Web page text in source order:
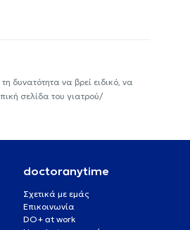
δυνατότητα να βρεί ειδικό, να
σελίδα του γιατρού/
doctoranytime
Σχετικά με εμάς
Επικοινωνία
DO+ at work